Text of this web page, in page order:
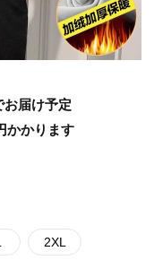
お届け予定
かかります
2XL